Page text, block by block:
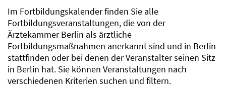
Im Fortbildungskalender finden Sie alle
Fortbildungsveranstaltungen, die von der
Ärztekammer Berlin als ärztliche
Fortbildungsmaßnahmen anerkannt sind und in Berlin
stattfinden oder bei denen der Veranstalter seinen Sitz
in Berlin hat. Sie können Veranstaltungen nach
verschiedenen Kriterien suchen und filtern.